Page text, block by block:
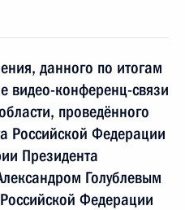
данного по итогам
видео-конференц-связи
проведённого
Российской Федерации
Президента
Голублевым
Федерации